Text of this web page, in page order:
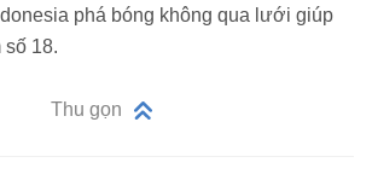
phá bóng không qua lưới giúp
số 18.
Thu gọn